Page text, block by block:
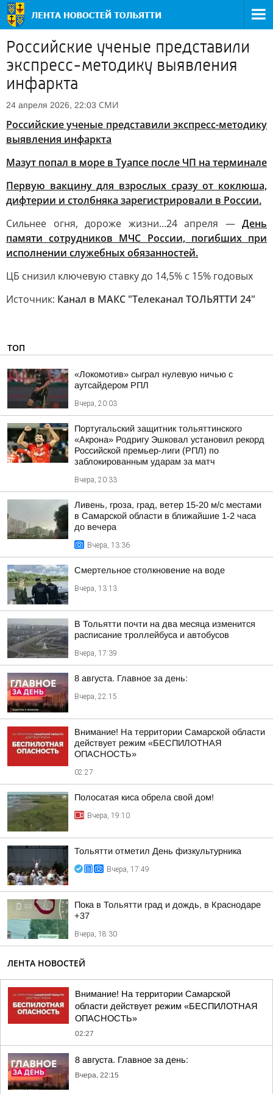
Российские ученые представили
экспресс-методику выявления
инфаркта
24 апреля 2026, 22:03 СМИ
Российские ученые представили экспресс-методику
выявления инфаркта
Мазут попал в море в Туапсе после ЧП на терминале
Первую вакцину для взрослых сразу от коклюша,
дифтерии и столбняка зарегистрировали в России.
Сильнее огня, дороже жизни…24 апреля — День
памяти сотрудников МЧС России, погибших при
исполнении служебных обязанностей.
ЦБ снизил ключевую ставку до 14,5% с 15% годовых
Источник: Канал в МАКС "Телеканал ТОЛЬЯТТИ 24"
ТОП
«Локомотив» сыграл нулевую ничью с
аутсайдером РПЛ
Вчера, 20:03
Португальский защитник тольяттинского
«Акрона» Родригу Эшковал установил рекорд
Российской премьер-лиги (РПЛ) по
заблокированным ударам за матч
Вчера, 20:33
Ливень, гроза, град, ветер 15-20 м/с местами
в Самарской области в ближайшие 1-2 часа
до вечера
Вчера, 13:36
Смертельное столкновение на воде
Вчера, 13:13
В Тольятти почти на два месяца изменится
расписание троллейбуса и автобусов
Вчера, 17:39
8 августа. Главное за день:
Вчера, 22:15
Внимание! На территории Самарской области
действует режим «БЕСПИЛОТНАЯ
ОПАСНОСТЬ»
02:27
Полосатая киса обрела свой дом!
Вчера, 19:10
Тольятти отметил День физкультурника
Вчера, 17:49
Пока в Тольятти град и дождь, в Краснодаре
+37
Вчера, 18:30
ЛЕНТА НОВОСТЕЙ
Внимание! На территории Самарской
области действует режим «БЕСПИЛОТНАЯ
ОПАСНОСТЬ»
02:27
8 августа. Главное за день:
Вчера, 22:15